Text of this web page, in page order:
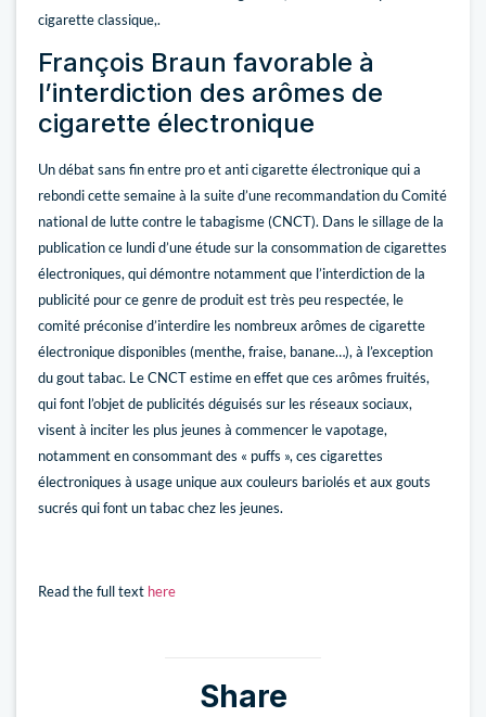
cigarette classique,.
François Braun favorable à
l’interdiction des arômes de
cigarette électronique
Un débat sans fin entre pro et anti cigarette électronique qui a
rebondi cette semaine à la suite d’une recommandation du Comité
national de lutte contre le tabagisme (CNCT). Dans le sillage de la
publication ce lundi d’une étude sur la consommation de cigarettes
électroniques, qui démontre notamment que l’interdiction de la
publicité pour ce genre de produit est très peu respectée, le
comité préconise d’interdire les nombreux arômes de cigarette
électronique disponibles (menthe, fraise, banane…), à l’exception
du gout tabac. Le CNCT estime en effet que ces arômes fruités,
qui font l’objet de publicités déguisés sur les réseaux sociaux,
visent à inciter les plus jeunes à commencer le vapotage,
notamment en consommant des « puffs », ces cigarettes
électroniques à usage unique aux couleurs bariolés et aux gouts
sucrés qui font un tabac chez les jeunes.
Read the full text here
Share